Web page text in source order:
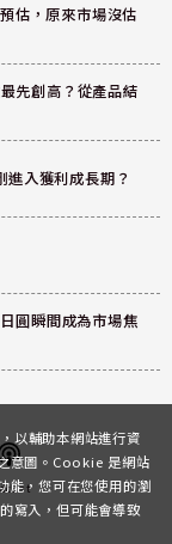
估，原來市場沒估
先創高？從產品結
入獲利成長期？
圓瞬間成為市場焦
以輔助本網站進行資
意圖。Cookie 是網站
能，您可在您使用的瀏
寫入，但可能會導致